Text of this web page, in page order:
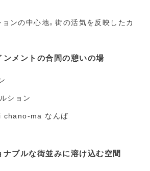
ンの中心地。街の活気を反映したカ
ンメントの合間の憩いの場
ション
chano-ma なんば
ナブルな街並みに溶け込む空間